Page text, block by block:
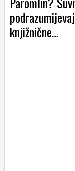
knjižnične…